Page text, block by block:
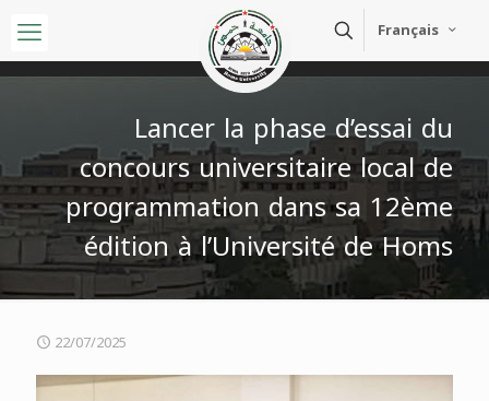
Français
Lancer la phase d’essai du
concours universitaire local de
programmation dans sa 12ème
édition à l’Université de Homs
22/07/2025